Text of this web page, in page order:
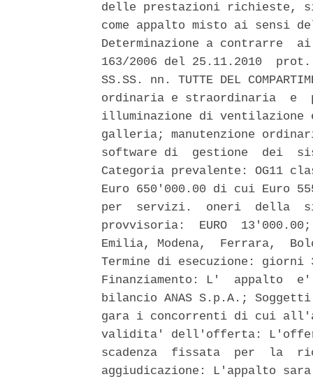
delle prestazioni richieste,
come appalto misto ai sensi
Determinazione a contrarre
163/2006 del 25.11.2010
SS.SS. nn. TUTTE DEL
ordinaria e straordinaria  e
illuminazione di
galleria; manutenzione
software di  gestione  dei
Categoria prevalente:
Euro 650'000.00 di cui Euro
per  servizi.  oneri  della
provvisoria:  EURO
Emilia, Modena,  Ferrara,
Termine di esecuzione:
Finanziamento: L'  appalto
bilancio ANAS S.p.A.;
gara i concorrenti di cui
validita' dell'offerta:
scadenza  fissata  per  la
aggiudicazione: L'appalto